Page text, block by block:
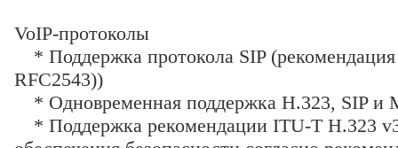
VoIP-протоколы
* Поддержка протокола SIP
RFC2543))
* Одновременная поддержка H.323, SIP и
* Поддержка рекомендации ITU-T H.323